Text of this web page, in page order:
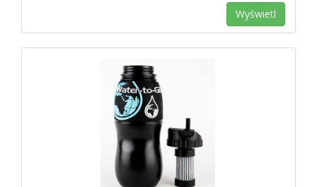
Wyświetl